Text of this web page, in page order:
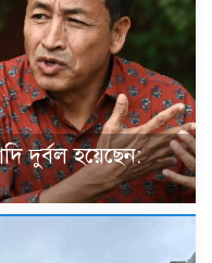
দুর্বল হয়েছেন: